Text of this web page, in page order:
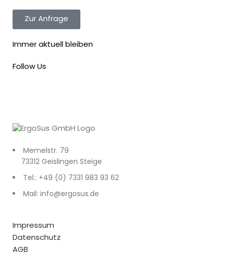
Zur Anfrage
Immer aktuell bleiben
Follow Us
Memelstr. 79
73312 Geislingen Steige
Tel.: +49 (0) 7331 983 93 62
Mail: info@ergosus.de
Impressum
Datenschutz
AGB